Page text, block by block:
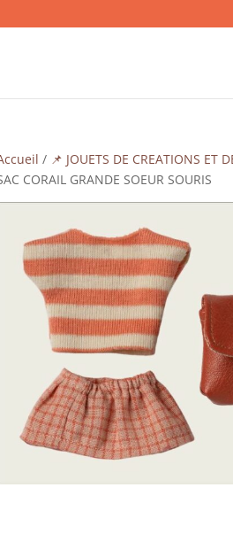
/ 📌 JOUETS DE CREATIONS ET
CORAIL GRANDE SOEUR SOURIS